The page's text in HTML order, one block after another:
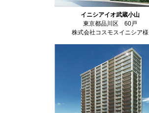
イニシアイオ武蔵小山
東京都品川区 60戸
株式会社コスモスイニシア様